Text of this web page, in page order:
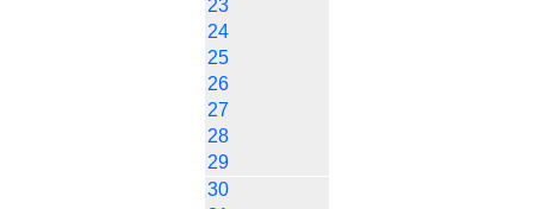
23
24
25
26
27
28
29
30